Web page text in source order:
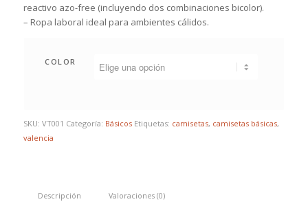
reactivo azo-free (incluyendo dos combinaciones bicolor).
– Ropa laboral ideal para ambientes cálidos.
COLOR
SKU: VT001 Categoría: Básicos Etiquetas: camisetas, camisetas básicas,
valencia
Descripción Valoraciones (0)